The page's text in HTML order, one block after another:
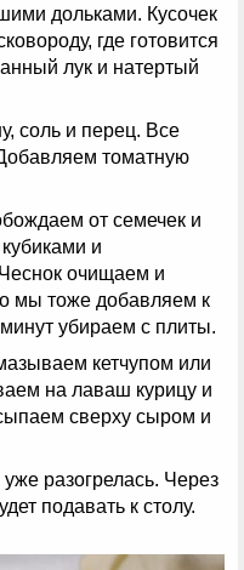
дольками. Кусочек
где готовится
лук и натертый
соль и перец. Все
томатную
от семечек и
и
очищаем и
мы тоже добавляем к
убираем с плиты.
кетчупом или
на лаваш курицу и
сверху сыром и
разогрелась. Через
подавать к столу.